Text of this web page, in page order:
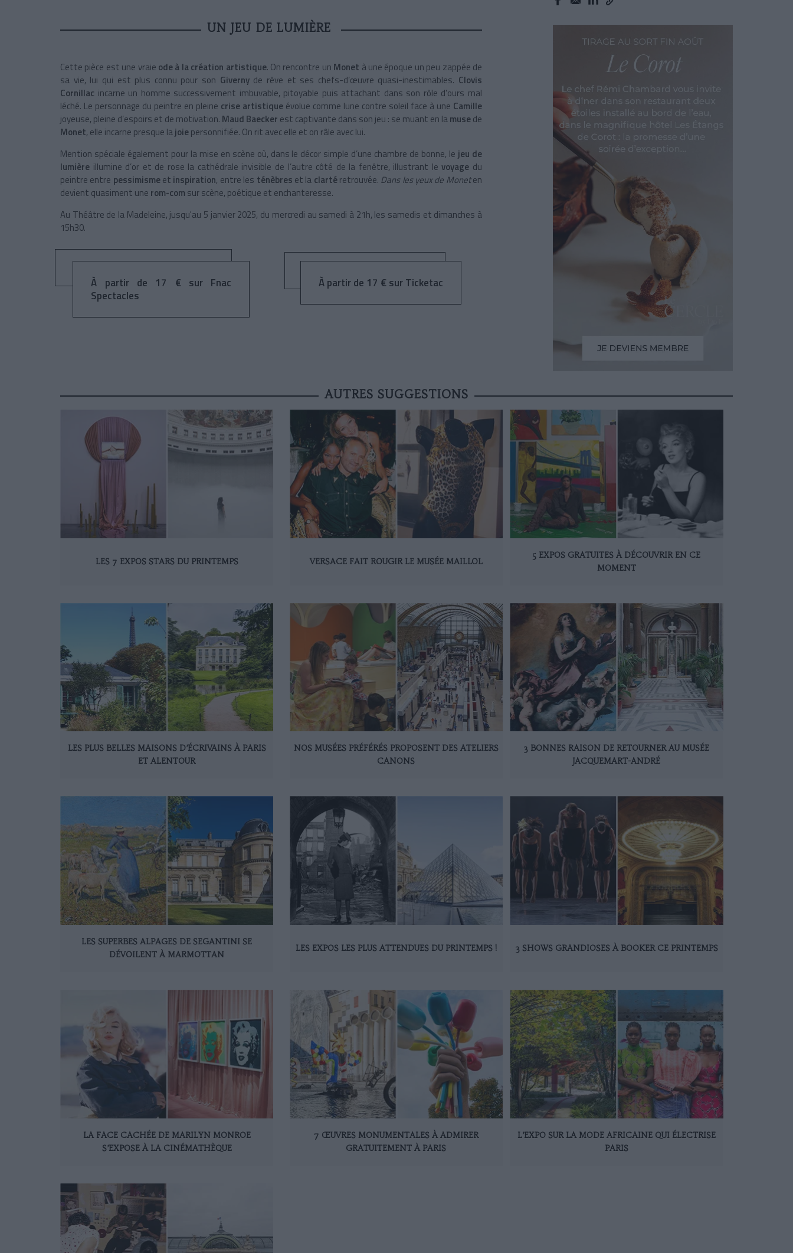
UN JEU DE LUMIÈRE
Cette pièce est une vraie ode à la création artistique. On rencontre un Monet à une époque un peu zappée de
sa vie, lui qui est plus connu pour son Giverny de rêve et ses chefs-d’œuvre quasi-inestimables. Clovis
Cornillac incarne un homme successivement imbuvable, pitoyable puis attachant dans son rôle d'ours mal
léché. Le personnage du peintre en pleine crise artistique évolue comme lune contre soleil face à une Camille
joyeuse, pleine d’espoirs et de motivation. Maud Baecker est captivante dans son jeu : se muant en lamusede
Monet, elle incarne presque lajoiepersonnifiée. On rit avec elle et on râle avec lui.
Mention spéciale également pour la mise en scène où, dans le décor simple d’une chambre de bonne, le jeu de
lumière illumine d’or et de rose la cathédrale invisible de l’autre côté de la fenêtre, illustrant levoyage du
peintre entre pessimismeet inspiration, entre les ténèbres et la clartéretrouvée. Dans les yeux de Moneten
devient quasiment une rom-com sur scène, poétique et enchanteresse.
Au Théâtre de la Madeleine, jusqu'au 5 janvier 2025, du mercredi au samedi à 21h, les samedis et dimanches à
15h30.
À partir de 17 € sur Fnac
Spectacles
À partir de 17 € sur Ticketac
AUTRES SUGGESTIONS
LES 7 EXPOS STARS DU PRINTEMPS VERSACE FAIT ROUGIR LE MUSÉE MAILLOL
5 EXPOS GRATUITES À DÉCOUVRIR EN CE
MOMENT
LES PLUS BELLES MAISONS D’ÉCRIVAINS À PARIS
ET ALENTOUR
NOS MUSÉES PRÉFÉRÉS PROPOSENT DES ATELIERS
CANONS
3 BONNES RAISON DE RETOURNER AU MUSÉE
JACQUEMART-ANDRÉ
LES SUPERBES ALPAGES DE SEGANTINI SE
DÉVOILENT À MARMOTTAN
LES EXPOS LES PLUS ATTENDUES DU PRINTEMPS ! 3 SHOWS GRANDIOSES À BOOKER CE PRINTEMPS
LA FACE CACHÉE DE MARILYN MONROE
S’EXPOSE À LA CINÉMATHÈQUE
7 ŒUVRES MONUMENTALES À ADMIRER
GRATUITEMENT À PARIS
L’EXPO SUR LA MODE AFRICAINE QUI ÉLECTRISE
PARIS